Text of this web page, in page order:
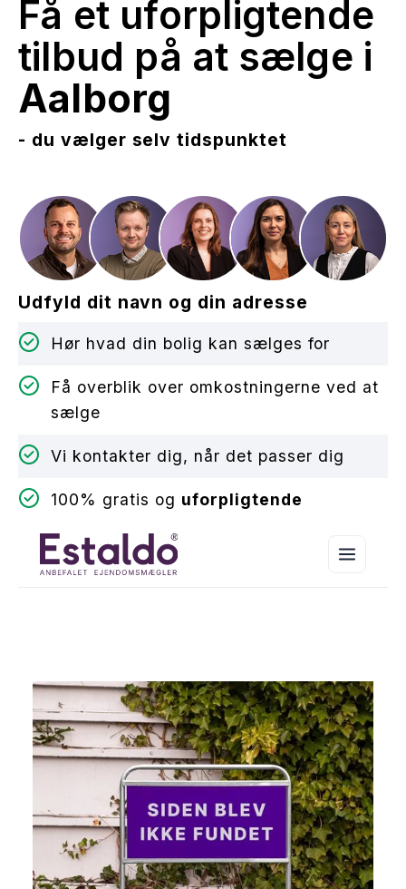
Få et uforpligtende
tilbud på at sælge i
Aalborg
- du vælger selv tidspunktet
Udfyld dit navn og din adresse
Hør hvad din bolig kan sælges for
Få overblik over omkostningerne ved at
sælge
Vi kontakter dig, når det passer dig
100% gratis og uforpligtende